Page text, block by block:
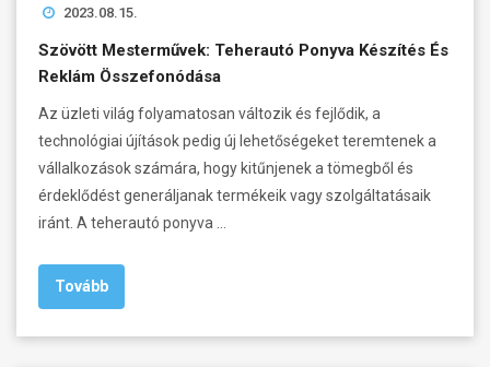
2023.08.15.
Szövött Mesterművek: Teherautó Ponyva Készítés És
Reklám Összefonódása
Az üzleti világ folyamatosan változik és fejlődik, a
technológiai újítások pedig új lehetőségeket teremtenek a
vállalkozások számára, hogy kitűnjenek a tömegből és
érdeklődést generáljanak termékeik vagy szolgáltatásaik
iránt. A teherautó ponyva …
Tovább